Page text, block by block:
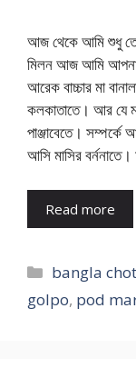
আজ থেকে আমি শুধু
মিলন আজ আমি
আরেক বাচ্চার মা
কলকাতাতে। আর যে
পাঞ্জাবেতে।
আসি মাসির
Read more
Categories
bangla
golpo, pod